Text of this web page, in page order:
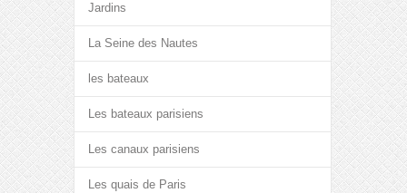
Jardins
La Seine des Nautes
les bateaux
Les bateaux parisiens
Les canaux parisiens
Les quais de Paris